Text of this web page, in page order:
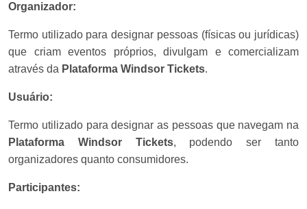
Organizador:
Termo utilizado para designar pessoas (físicas ou jurídicas)
que criam eventos próprios, divulgam e comercializam
através da Plataforma Windsor Tickets.
Usuário:
Termo utilizado para designar as pessoas que navegam na
Plataforma
Windsor Tickets, podendo ser tanto
organizadores quanto consumidores.
Participantes: